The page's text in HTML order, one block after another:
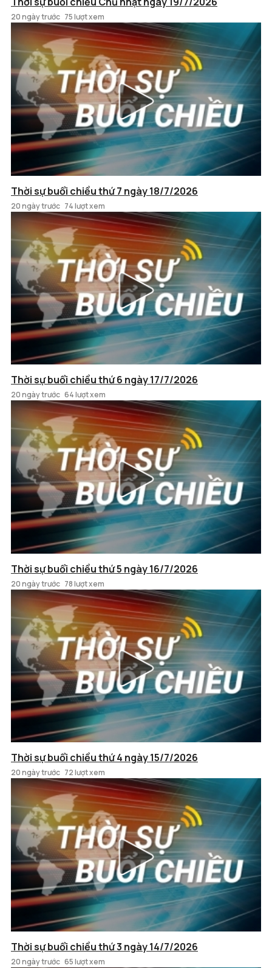
20 ngày trước 75 lượt xem
Thời sự buổi chiều thứ 7 ngày 18/7/2026
20 ngày trước 74 lượt xem
Thời sự buổi chiều thứ 6 ngày 17/7/2026
20 ngày trước 64 lượt xem
Thời sự buổi chiều thứ 5 ngày 16/7/2026
20 ngày trước 78 lượt xem
Thời sự buổi chiều thứ 4 ngày 15/7/2026
20 ngày trước 72 lượt xem
Thời sự buổi chiều thứ 3 ngày 14/7/2026
20 ngày trước 65 lượt xem